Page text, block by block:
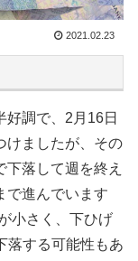
2021.02.23
好調で、2月16日
けましたが、その
落して週を終え
で進んでいます
小さく、下ひげ
落する可能性もあ